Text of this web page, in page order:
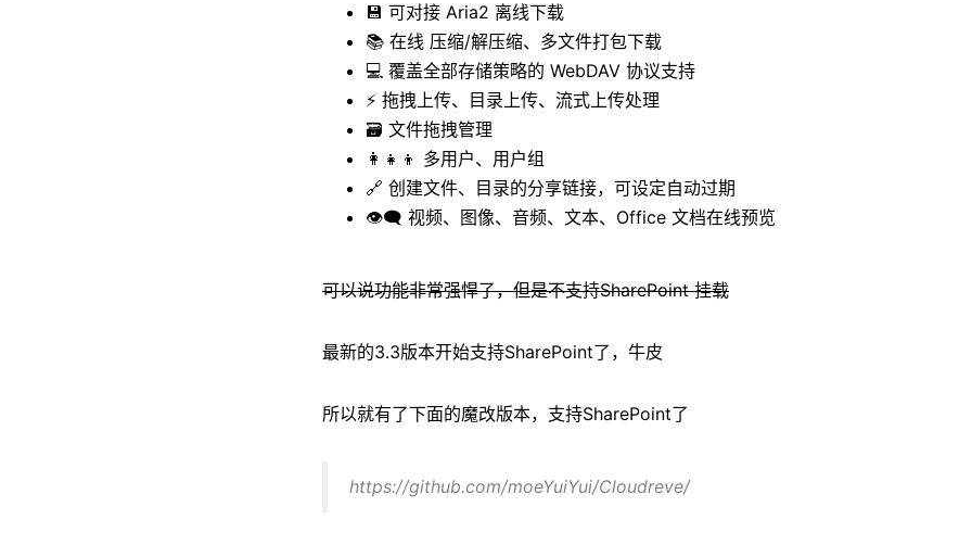
💾 可对接 Aria2 离线下载
📚 在线 压缩/解压缩、多文件打包下载
💻 覆盖全部存储策略的 WebDAV 协议支持
⚡ 拖拽上传、目录上传、流式上传处理
🗃️ 文件拖拽管理
👩‍👧‍👦 多用户、用户组
🔗 创建文件、目录的分享链接，可设定自动过期
👁️‍🗨️ 视频、图像、音频、文本、Office 文档在线预览
可以说功能非常强悍了，但是不支持SharePoint 挂载
最新的3.3版本开始支持SharePoint了，牛皮
所以就有了下面的魔改版本，支持SharePoint了
https://github.com/moeYuiYui/Cloudreve/